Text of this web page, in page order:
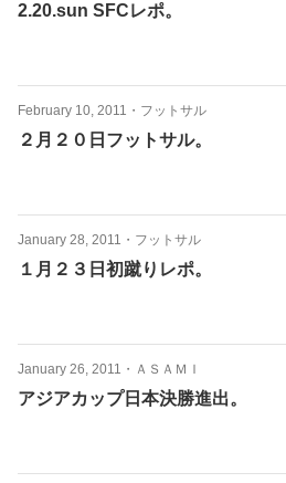
2.20.sun SFCレポ。
February 10, 2011 ・ フットサル
２月２０日フットサル。
January 28, 2011 ・ フットサル
１月２３日初蹴りレポ。
January 26, 2011 ・ ＡＳＡＭＩ
アジアカップ日本決勝進出。